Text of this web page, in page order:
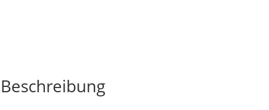
Beschreibung